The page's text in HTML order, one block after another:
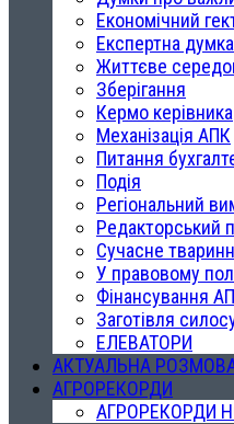
Економічний
Експертна думка
Життєве
Зберігання
Кермо керівника
Механізація АПК
Питання
Подія
Регіональний
Редакторський
Сучасне
У правовому
Фінансування
Заготівля
ЕЛЕВАТОРИ
АКТУАЛЬНА
АГРОРЕКОРДИ
АГРОРЕКОРДИ